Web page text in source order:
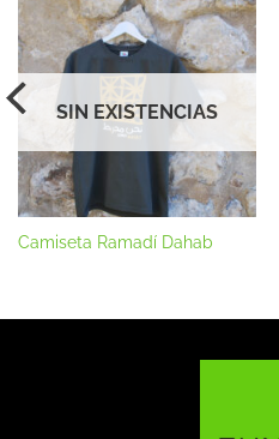
SIN EXISTENCIAS
Camiseta Ramadí Dahab